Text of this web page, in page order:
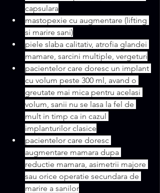
capsulara
mastopexie cu augmentare (lifting
si marire sani)
piele slaba calitativ, atrofia glandei
mamare, sarcini multiple, vergeturi
pacientelor care doresc un implant
cu volum peste 300 ml, avand o
greutate mai mica pentru acelasi
volum, sanii nu se lasa la fel de
mult in timp ca in cazul
implanturilor clasice
pacientelor care doresc
augmentare mamara dupa
reductie mamara, asimetrii majore
sau orice operatie secundara de
marire a sanilor